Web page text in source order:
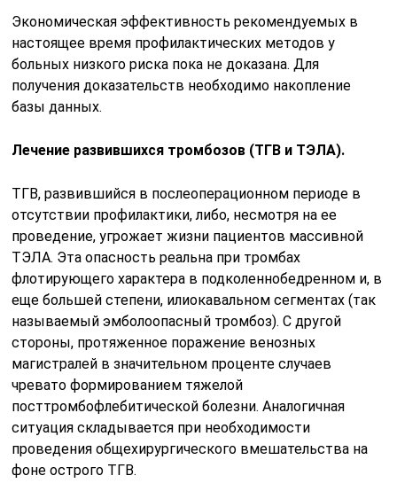
Экономическая эффективность рекомендуемых в
настоящее время профилактических методов у
больных низкого риска пока не доказана. Для
получения доказательств необходимо накопление
базы данных.
Лечение развившихся тромбозов (ТГВ и ТЭЛА).
ТГВ, развившийся в послеоперационном периоде в
отсутствии профилактики, либо, несмотря на ее
проведение, угрожает жизни пациентов массивной
ТЭЛА. Эта опасность реальна при тромбах
флотирующего характера в подколеннобедренном и, в
еще большей степени, илиокавальном сегментах (так
называемый эмболоопасный тромбоз). С другой
стороны, протяженное поражение венозных
магистралей в значительном проценте случаев
чревато формированием тяжелой
посттромбофлебитической болезни. Аналогичная
ситуация складывается при необходимости
проведения общехирургического вмешательства на
фоне острого ТГВ.